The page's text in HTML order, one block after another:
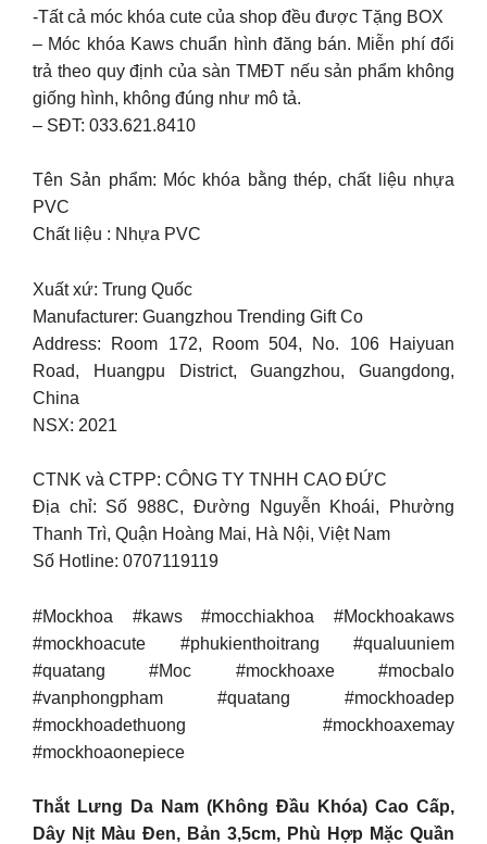
-Tất cả móc khóa cute của shop đều được Tặng BOX
– Móc khóa Kaws chuẩn hình đăng bán. Miễn phí đổi
trả theo quy định của sàn TMĐT nếu sản phẩm không
giống hình, không đúng như mô tả.
– SĐT: 033.621.8410
Tên Sản phẩm: Móc khóa bằng thép, chất liệu nhựa
PVC
Chất liệu : Nhựa PVC
Xuất xứ: Trung Quốc
Manufacturer: Guangzhou Trending Gift Co
Address: Room 172, Room 504, No. 106 Haiyuan
Road, Huangpu District, Guangzhou, Guangdong,
China
NSX: 2021
CTNK và CTPP: CÔNG TY TNHH CAO ĐỨC
Địa chỉ: Số 988C, Đường Nguyễn Khoái, Phường
Thanh Trì, Quận Hoàng Mai, Hà Nội, Việt Nam
Số Hotline: 0707119119
#Mockhoa #kaws #mocchiakhoa #Mockhoakaws
#mockhoacute #phukienthoitrang #qualuuniem
#quatang #Moc #mockhoaxe #mocbalo
#vanphongpham #quatang #mockhoadep
#mockhoadethuong #mockhoaxemay
#mockhoaonepiece
Thắt Lưng Da Nam (Không Đầu Khóa) Cao Cấp,
Dây Nịt Màu Đen, Bản 3,5cm, Phù Hợp Mặc Quần